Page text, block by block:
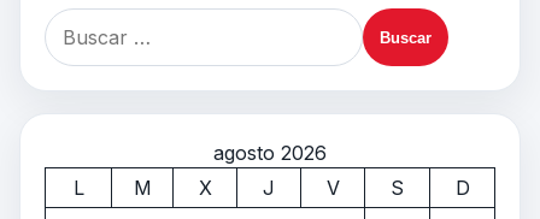
agosto 2026
L
M X J V S
D